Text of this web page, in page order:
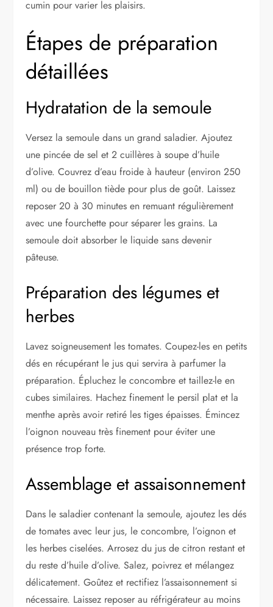
cumin pour varier les plaisirs.
Étapes de préparation
détaillées
Hydratation de la semoule
Versez la semoule dans un grand saladier. Ajoutez
une pincée de sel et 2 cuillères à soupe d’huile
d’olive. Couvrez d’eau froide à hauteur (environ 250
ml) ou de bouillon tiède pour plus de goût. Laissez
reposer 20 à 30 minutes en remuant régulièrement
avec une fourchette pour séparer les grains. La
semoule doit absorber le liquide sans devenir
pâteuse.
Préparation des légumes et
herbes
Lavez soigneusement les tomates. Coupez-les en petits
dés en récupérant le jus qui servira à parfumer la
préparation. Épluchez le concombre et taillez-le en
cubes similaires. Hachez finement le persil plat et la
menthe après avoir retiré les tiges épaisses. Émincez
l’oignon nouveau très finement pour éviter une
présence trop forte.
Assemblage et assaisonnement
Dans le saladier contenant la semoule, ajoutez les dés
de tomates avec leur jus, le concombre, l’oignon et
les herbes ciselées. Arrosez du jus de citron restant et
du reste d’huile d’olive. Salez, poivrez et mélangez
délicatement. Goûtez et rectifiez l’assaisonnement si
nécessaire. Laissez reposer au réfrigérateur au moins